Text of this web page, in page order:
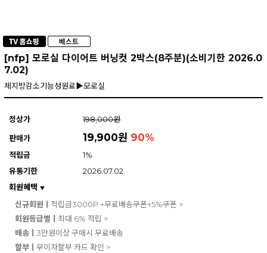
[nfp] 모로실 다이어트 버닝컷 2박스(8주분)(소비기한 2026.0
7.02)
체지방감소기능성원료▶모로실
정상가
198,000원
판매가
19,900원 90%
적립금
1%
유통기한
2026.07.02
회원혜택 ▼
신규회원ㅣ 적립금3000P +무료배송쿠폰+5%쿠폰 >
회원등급별ㅣ 최대 6% 적립 >
배송ㅣ 3만원이상 구매시 무료배송
할부ㅣ 무이자할부 카드 확인 >